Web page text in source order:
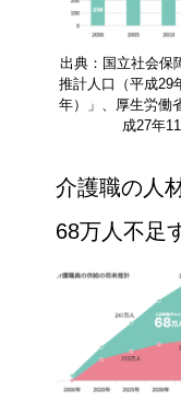
出典：国立社会保
推計人口（平成29
年）」、厚生労働
成27年
介護職の人
68万人不足